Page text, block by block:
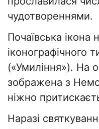
чудотвореннями.
Почаївська ікона
іконографічного
(«Умиління»). На
зображена з
ніжно
Наразі